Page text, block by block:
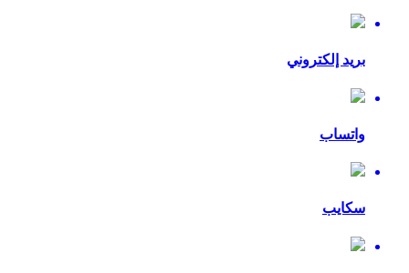
بريد إلكتروني
واتساب
سكايب